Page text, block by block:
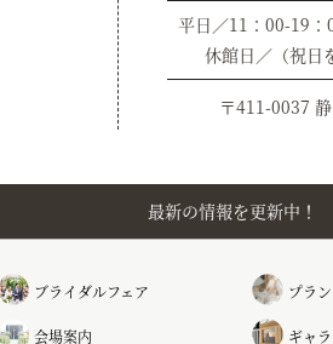
平日／11：00-19
休館日／（祝日
〒411-0037
最新の情報を更新中！
ブライダルフェア
会場案内
プラン
ギャ